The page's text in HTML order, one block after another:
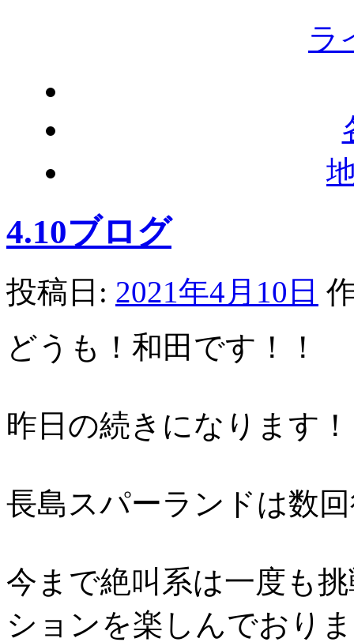
ラ
4.10ブログ
投稿日: 2021年4月10日
どうも！和田です！！
昨日の続きになります！
長島スパーランドは数
今まで絶叫系は一度も
ションを楽しんでおり